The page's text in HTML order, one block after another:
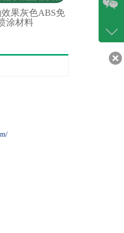
果灰色ABS免
涂材料
咨询
400-
客服